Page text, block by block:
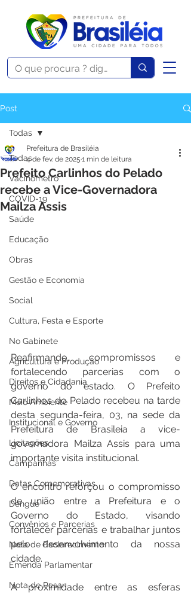
Post
Todas
Vacinômetro
COVID-19
Saúde
Educação
Obras
Gestão e Economia
Social
Cultura, Festa e Esporte
No Gabinete
Agricultura e Produção
Direitos e Cidadania
Meio Ambiente
Institucional e Governo
Licitações
Campanhas
Datas Comemorativas
Dengue
Convênios e Parcerias
Nota de Esclarecimento
Emenda Parlamentar
Nota de Pesar
Todas
Prefeito Carlinhos do Pelado
recebe a Vice-Governadora
Mailza Assis
Prefeitura de Brasiléia
4 de fev. de 2025 1 min de leitura
Reafirmando, compromissos e
fortalecendo parcerias com o
governo do estado. O Prefeito
Carlinhos do Pelado recebeu na tarde
desta segunda-feira, 03, na sede da
Prefeitura de Brasileia a vice-
governadora Mailza Assis para uma
importante visita institucional.
O encontro reforçou o compromisso
de união entre a Prefeitura e o
Governo do Estado, visando
fortalecer parcerias e trabalhar juntos
pelo desenvolvimento da nossa
cidade.
A proximidade entre as esferas